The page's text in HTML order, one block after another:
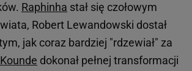
Raphinha stał się czołowym
Robert Lewandowski dostał
jak coraz bardziej "rdzewiał" za
Kounde dokonał pełnej transformacji